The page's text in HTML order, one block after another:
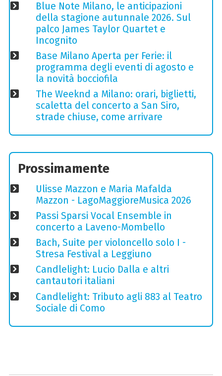
Blue Note Milano, le anticipazioni
della stagione autunnale 2026. Sul
palco James Taylor Quartet e
Incognito
Base Milano Aperta per Ferie: il
programma degli eventi di agosto e
la novità bocciofila
The Weeknd a Milano: orari, biglietti,
scaletta del concerto a San Siro,
strade chiuse, come arrivare
Prossimamente
Ulisse Mazzon e Maria Mafalda
Mazzon - LagoMaggioreMusica 2026
Passi Sparsi Vocal Ensemble in
concerto a Laveno-Mombello
Bach, Suite per violoncello solo I -
Stresa Festival a Leggiuno
Candlelight: Lucio Dalla e altri
cantautori italiani
Candlelight: Tributo agli 883 al Teatro
Sociale di Como